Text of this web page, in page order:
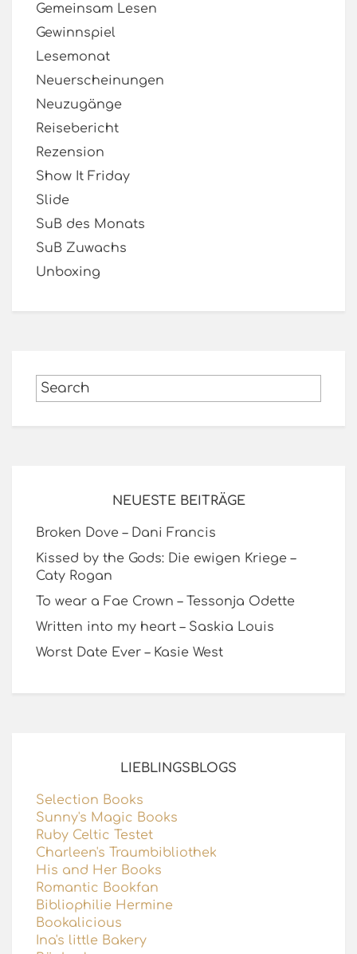
Gemeinsam Lesen
Gewinnspiel
Lesemonat
Neuerscheinungen
Neuzugänge
Reisebericht
Rezension
Show It Friday
Slide
SuB des Monats
SuB Zuwachs
Unboxing
NEUESTE BEITRÄGE
Broken Dove – Dani Francis
Kissed by the Gods: Die ewigen Kriege –
Caty Rogan
To wear a Fae Crown – Tessonja Odette
Written into my heart – Saskia Louis
Worst Date Ever – Kasie West
LIEBLINGSBLOGS
Selection Books
Sunny's Magic Books
Ruby Celtic Testet
Charleen's Traumbibliothek
His and Her Books
Romantic Bookfan
Bibliophilie Hermine
Bookalicious
Ina's little Bakery